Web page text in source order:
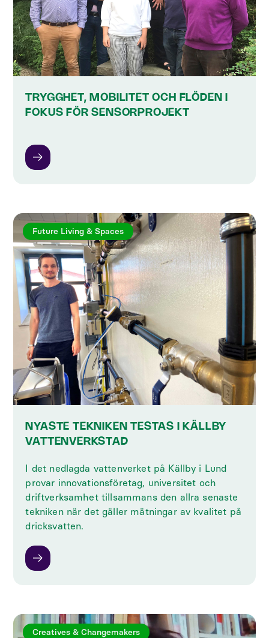
TRYGGHET, MOBILITET OCH FLÖDEN I
FOKUS FÖR SENSORPROJEKT
Future Living & Spaces
NYASTE TEKNIKEN TESTAS I KÄLLBY
VATTENVERKSTAD
I det nedlagda vattenverket på Källby i Lund
provar innovationsföretag, universitet och
driftverksamhet tillsammans den allra senaste
tekniken när det gäller mätningar av kvalitet på
dricksvatten.
Creatives & Changemakers